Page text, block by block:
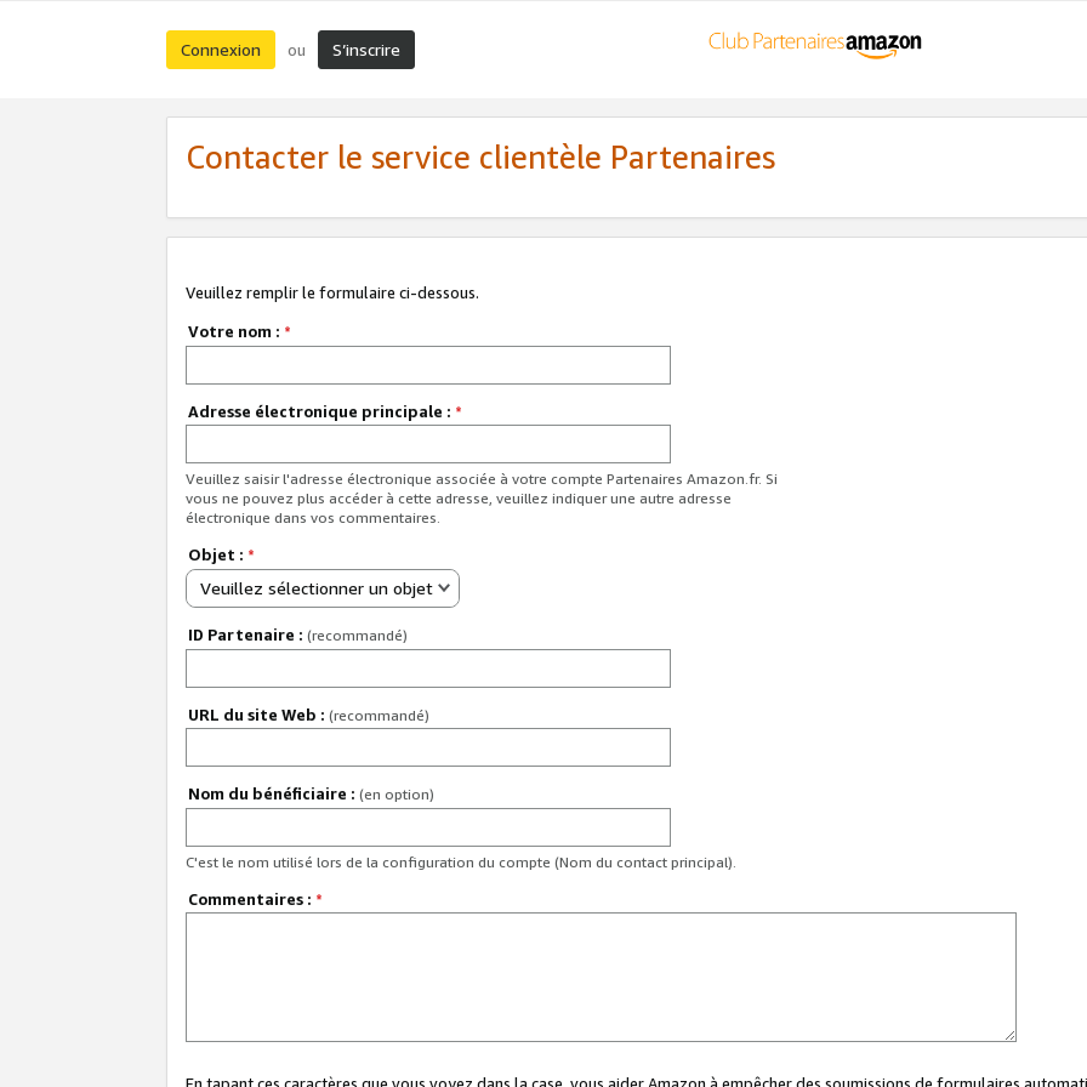
Connexion ou S’inscrire
Contacter le service clientèle Partenaires
Veuillez remplir le formulaire ci-dessous.
Votre nom : *
Adresse électronique principale : *
Veuillez saisir l'adresse électronique associée à votre compte Partenaires Amazon.fr. Si
vous ne pouvez plus accéder à cette adresse, veuillez indiquer une autre adresse
électronique dans vos commentaires.
Objet : *
Veuillez sélectionner un objet
ID Partenaire : (recommandé)
URL du site Web : (recommandé)
Nom du bénéficiaire : (en option)
C'est le nom utilisé lors de la configuration du compte (Nom du contact principal).
Commentaires : *